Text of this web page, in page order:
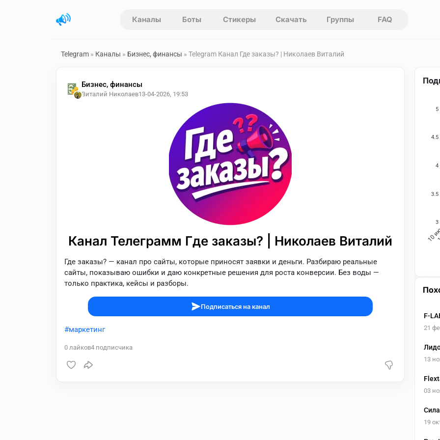
Каналы Боты Стикеры Скачать Группы FAQ
Telegram » Каналы » Бизнес, финансы » Telegram Канал Где заказы? | Николаев Виталий
Бизнес, финансы
Виталий Николаев13-04-2026, 19:53
Канал Телеграмм Где заказы? | Николаев Виталий
Где заказы? — канал про сайты, которые приносят заявки и деньги. Разбираю реальные
сайты, показываю ошибки и даю конкретные решения для роста конверсии. Без воды —
только практика, кейсы и разборы.
Подписаться на канал
маркетинг
0 лайков4 подписчика
5
4.5
4
3.5
3
10
F-
21
13
03
19